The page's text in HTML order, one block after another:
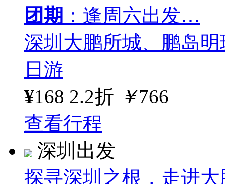
团期 ：逢周六出发…
深圳大鹏所城、鹏岛
日游
¥168 2.2折 ￥766
查看行程
深圳出发
探寻深圳之根，走进